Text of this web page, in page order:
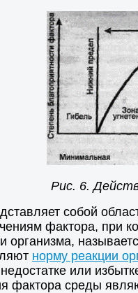
Рис. 6.
собой
фактора, при
норму реакции
или
фактора среды